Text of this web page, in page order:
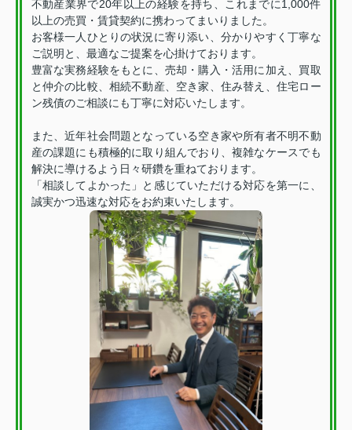
不動産業界で20年以上の経験を持ち、これまでに1,000件
以上の売買・賃貸契約に携わってまいりました。
お客様一人ひとりの状況に寄り添い、分かりやすく丁寧な
ご説明と、最適なご提案を心掛けております。
豊富な実務経験をもとに、売却・購入・活用に加え、買取
と仲介の比較、相続不動産、空き家、住み替え、住宅ロー
ン残債のご相談にも丁寧に対応いたします。
また、近年社会問題となっている空き家や所有者不明不動
産の課題にも積極的に取り組んでおり、複雑なケースでも
解決に導けるよう日々研鑽を重ねております。
「相談してよかった」と感じていただける対応を第一に、
誠実かつ迅速な対応をお約束いたします。